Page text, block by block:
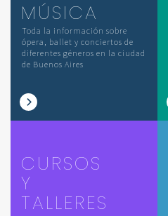
MÚSICA
Toda la información sobre
ópera, ballet y conciertos de
diferentes géneros en la ciudad
de Buenos Aires
CURSOS
Y
TALLERES